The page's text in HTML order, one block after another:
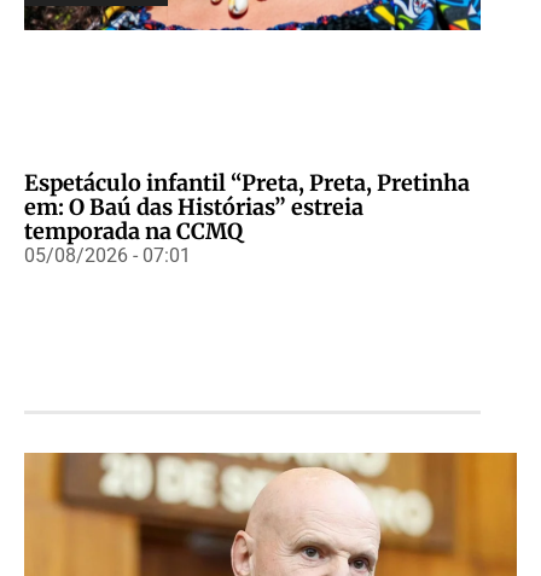
Espetáculo infantil “Preta, Preta, Pretinha
em: O Baú das Histórias” estreia
temporada na CCMQ
05/08/2026 - 07:01